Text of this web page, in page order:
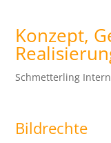
Konzept,
Schmetterling
Bildrechte